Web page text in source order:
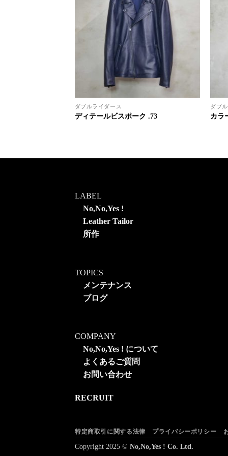
ダブルライダース
ディテールビスポーク .73
ダブ
カラ
LABEL
No,No,Yes !
Leather Tailor
所作
TOPICS
メンテナンス
ブログ
COMPANY
No,No,Yes ! について
よくあるご質問
お問い合わせ
RECRUIT
特定商取引に関する法律 プライバシーポリシー
Copyright 2025 © No,No,Yes ! Co. Ltd.